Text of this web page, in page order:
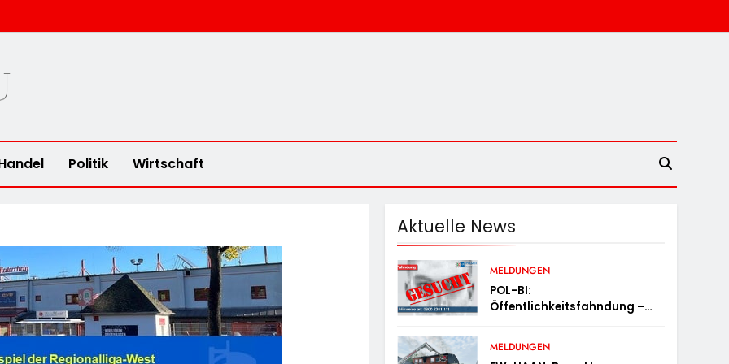
Politik Wirtschaft
Aktuelle News
MELDUNGEN
POL-BI:
Öffentlichkeitsfahndung –
MELDUNGEN